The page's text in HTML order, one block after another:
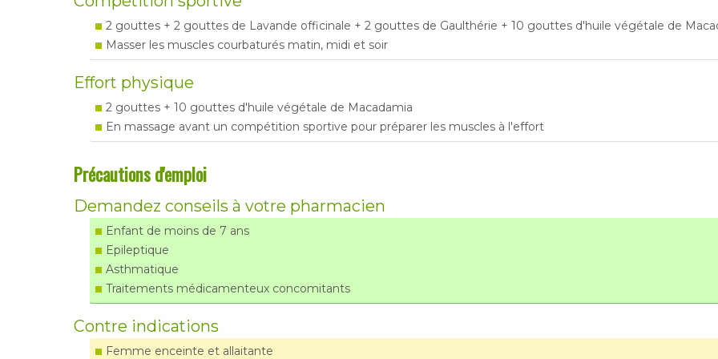
2 gouttes + 2 gouttes de Lavande officinale + 2 gouttes de Gaulthérie + 10 gouttes d'huile végétale de
Masser les muscles courbaturés matin, midi et soir
Effort physique
2 gouttes + 10 gouttes d'huile végétale de Macadamia
En massage avant un compétition sportive pour préparer les muscles à l'effort
Précautions d'emploi
Demandez conseils à votre pharmacien
Enfant de moins de 7 ans
Epileptique
Asthmatique
Traitements médicamenteux concomitants
Contre indications
Femme enceinte et allaitante